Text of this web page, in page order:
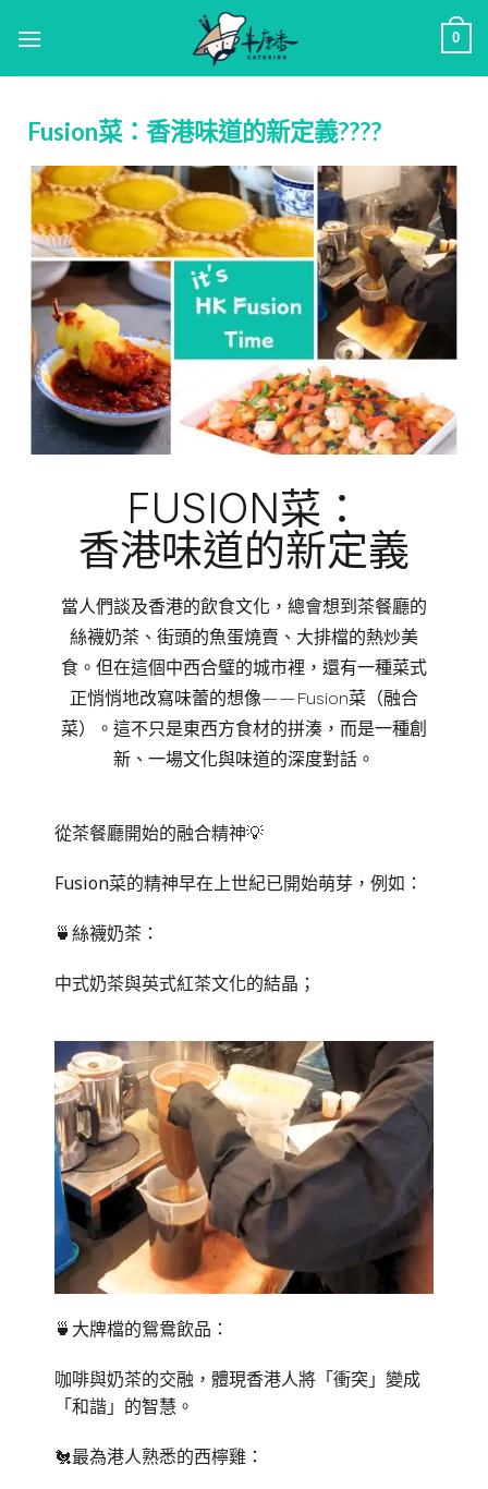
0
Fusion菜：香港味道的新定義????
FUSION菜：
香港味道的新定義
當人們談及香港的飲食文化，總會想到茶餐廳的
絲襪奶茶、街頭的魚蛋燒賣、大排檔的熱炒美
食。但在這個中西合璧的城市裡，還有一種菜式
正悄悄地改寫味蕾的想像——Fusion菜（融合
菜）。這不只是東西方食材的拼湊，而是一種創
新、一場文化與味道的深度對話。
從茶餐廳開始的融合精神💡
Fusion菜的精神早在上世紀已開始萌芽，例如：
🍵絲襪奶茶：
中式奶茶與英式紅茶文化的結晶；
🍵大牌檔的鴛鴦飲品：
咖啡與奶茶的交融，體現香港人將「衝突」變成
「和諧」的智慧。
🐔最為港人熟悉的西檸雞：